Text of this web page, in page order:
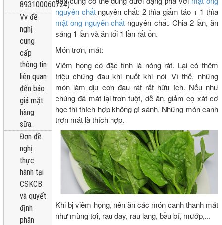
893100060724)
Vv đề
nghị
cung
cấp
thông tin
liên quan
đến báo
giá mặt
hàng
sữa.
Đơn đề
nghị
thực
hành tại
CSKCB
và quyết
định
phân
nguyên chất nguyên chất: 2 thìa giấm táo + 1 thìa
mật ong nguyên chất nguyên chất. Chia 2 lần, ăn
sáng 1 lần và ăn tối 1 lần rất ổn.
Món trơn, mát:
Viêm họng có đặc tính là nóng rát. Lại có thêm
triệu chứng đau khi nuốt khi nói. Vì thế, những
món làm dịu cơn đau rát rất hữu ích. Nếu như
chúng đã mát lại trơn tuột, dễ ăn, giảm cọ xát cơ
học thì thích hợp không gì sánh. Những món canh
trơn mát là thích hợp.
Khi bị viêm họng, nên ăn các món canh thanh mát
như mùng tơi, rau đay, rau lang, bầu bí, mướp,...